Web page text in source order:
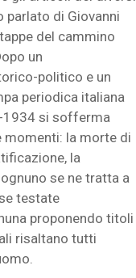
parlato di Giovanni
del cammino
un
politico e un
periodica italiana
1934 si sofferma
momenti: la morte di
la
se ne tratta a
testate
proponendo titoli
risaltano tutti